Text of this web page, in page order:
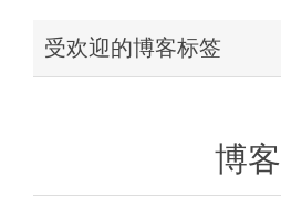
受欢迎的博客标签
博客